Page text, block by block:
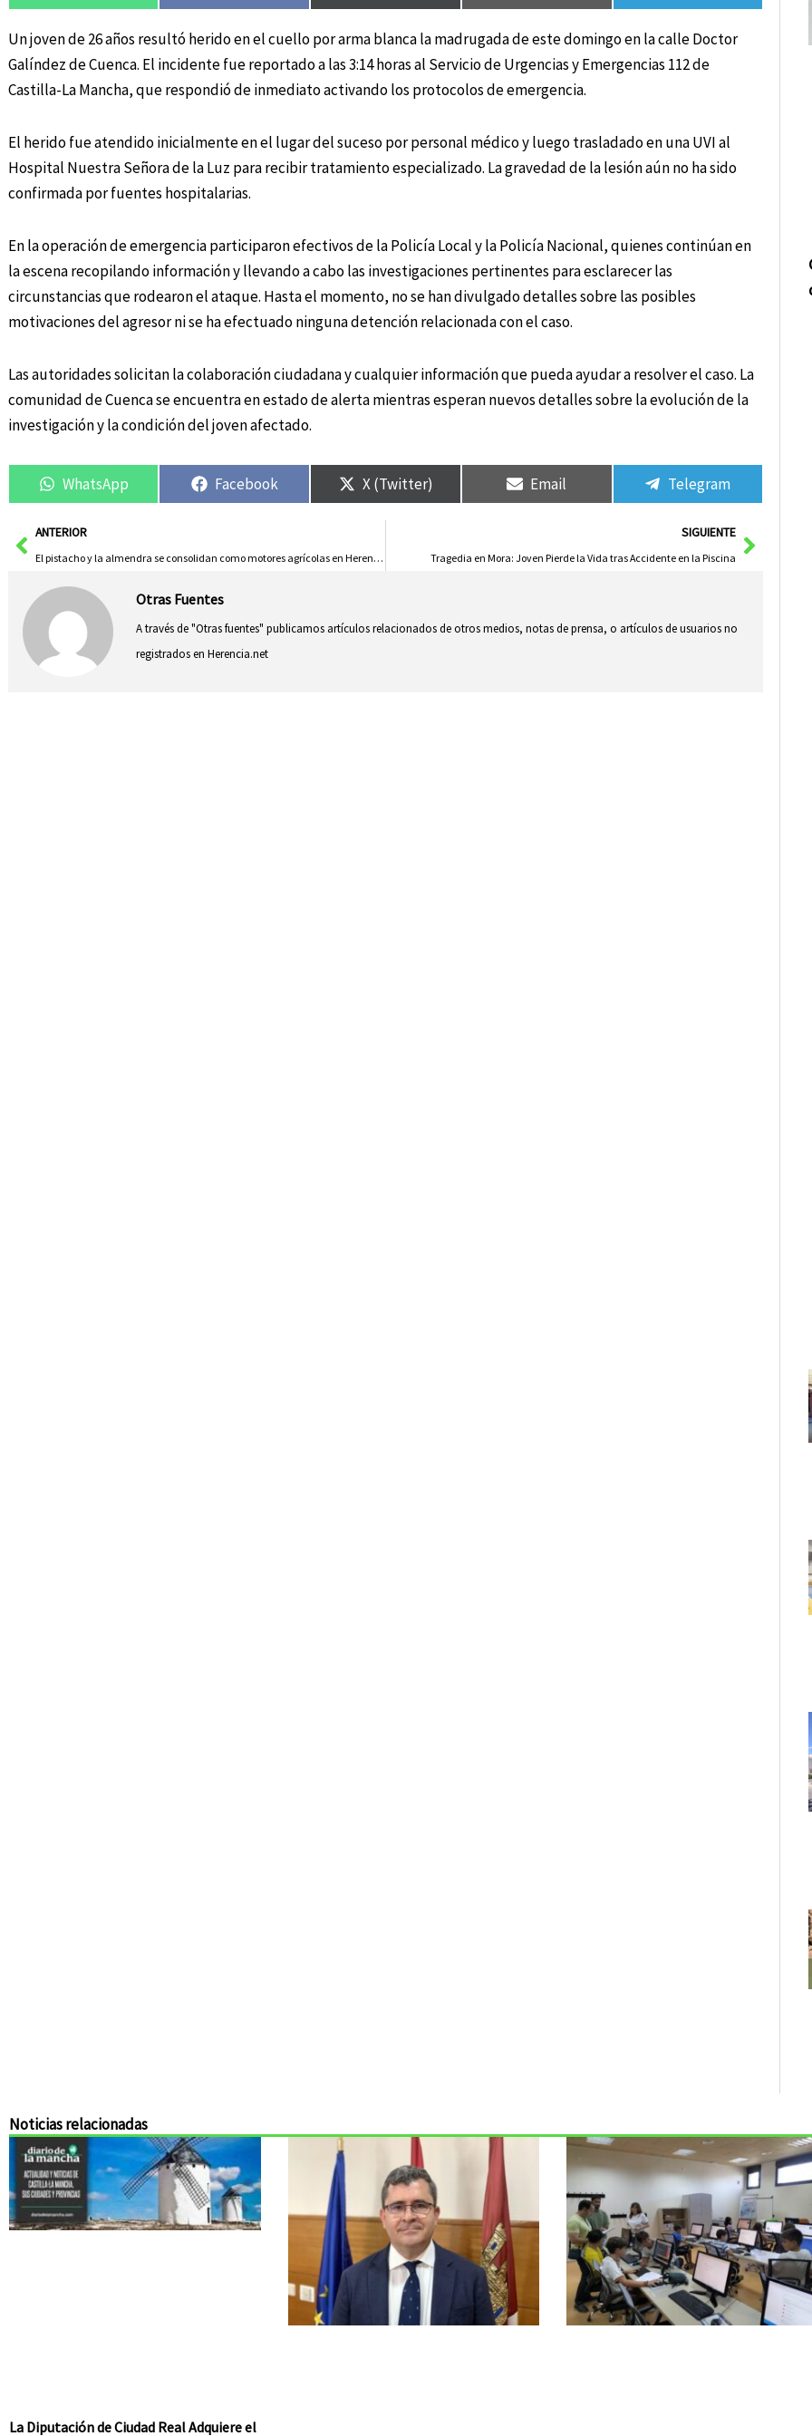
Un joven de 26 años resultó herido en el cuello por arma blanca la madrugada de este domingo en la calle Doctor
Galíndez de Cuenca. El incidente fue reportado a las 3:14 horas al Servicio de Urgencias y Emergencias 112 de
Castilla-La Mancha, que respondió de inmediato activando los protocolos de emergencia.
El herido fue atendido inicialmente en el lugar del suceso por personal médico y luego trasladado en una UVI al
Hospital Nuestra Señora de la Luz para recibir tratamiento especializado. La gravedad de la lesión aún no ha sido
confirmada por fuentes hospitalarias.
En la operación de emergencia participaron efectivos de la Policía Local y la Policía Nacional, quienes continúan en
la escena recopilando información y llevando a cabo las investigaciones pertinentes para esclarecer las
circunstancias que rodearon el ataque. Hasta el momento, no se han divulgado detalles sobre las posibles
motivaciones del agresor ni se ha efectuado ninguna detención relacionada con el caso.
Las autoridades solicitan la colaboración ciudadana y cualquier información que pueda ayudar a resolver el caso. La
comunidad de Cuenca se encuentra en estado de alerta mientras esperan nuevos detalles sobre la evolución de la
investigación y la condición del joven afectado.
WhatsApp Facebook X (Twitter) Email Telegram
AntANTERIOR
El pistacho y la almendra se consolidan como motores agrícolas en Herencia
SIGUIENTE
Tragedia en Mora: Joven Pierde la Vida tras Accidente en la Piscina
Otras Fuentes
A través de "Otras fuentes" publicamos artículos relacionados de otros medios, notas de prensa, o artículos de usuarios no
registrados en Herencia.net
Noticias relacionadas
La Diputación de Ciudad Real Adquiere el